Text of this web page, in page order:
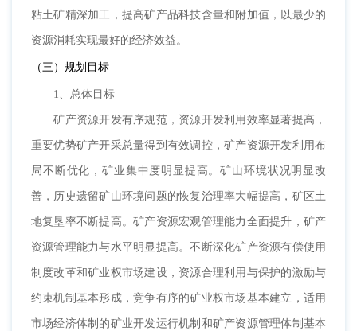
粘土矿精深加工，提高矿产品科技含量和附加值，以最少的
资源消耗实现最好的经济效益。
（三）规划目标
1、总体目标
矿产资源开发有序规范，资源开发利用效率显著提高，
重要优势矿产开采总量得到有效调控，矿产资源开发利用布
局不断优化，矿业集中度明显提高。矿山环境状况明显改
善，历史遗留矿山环境问题的恢复治理率大幅提高，矿区土
地复垦率不断提高。矿产资源宏观管理能力全面提升，矿产
资源管理能力与水平明显提高。不断深化矿产资源有偿使用
制度改革和矿业权市场建设，资源合理利用与保护的激励与
约束机制基本形成，竞争有序的矿业权市场基本建立，适用
市场经济体制的矿业开发运行机制和矿产资源管理体制基本